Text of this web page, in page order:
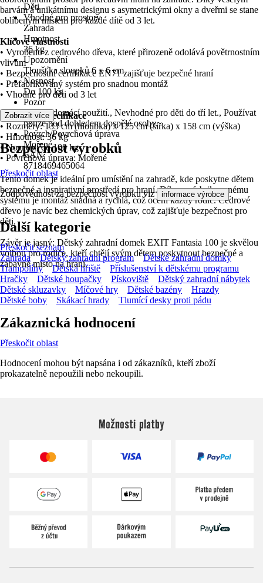
Děti
Vhodné pro prostory
Zahrada
Hmotnost
36 kg
Upozornění
Tloušťka sloupků 6 x 6 cm
Nosnost
Do 100 kg
Pozor
Jen pro domácí použití., Nevhodné pro děti do tří let., Používat
pouze pod dohledem dospělé osoby.
Povrch/Povrchová úprava
Mořené
EAN
8718469465064
barvám a unikátnímu designu s asymetrickými okny a dveřmi se stane
oblíbeným místem pro každé dítě od 3 let.
Klíčové vlastnosti
• Vyrobeno z cedrového dřeva, které přirozeně odolává povětrnostním
vlivům
• Bezpečnostní certifikace EN71 zajišťuje bezpečné hraní
• Prefabrikovaný systém pro snadnou montáž
• Vhodné pro děti od 3 let
Technická specifikace
• Rozměry: 133 cm (hloubka) x 125 cm (šířka) x 158 cm (výška)
• Hmotnost: 36 kg
• Nosnost: do 100 kg
• Povrchová úprava: Mořené
Tento domek je ideální pro umístění na zahradě, kde poskytne dětem
bezpečné a inspirativní prostředí pro hraní. Díky prefabrikovanému
systému je montáž snadná a rychlá, což ocení každý rodič. Cedrové
dřevo je navíc bez chemických úprav, což zajišťuje bezpečnost pro
děti.
Závěr je jasný: Dětský zahradní domek EXIT Fantasia 100 je skvělou
volbou pro rodiče, kteří chtějí svým dětem poskytnout bezpečné a
zábavné místo na hraní.
Zobrazit více
Bezpečnost výrobků
Přeskočit oblast
Zodpovědnost za bezpečnost výrobku viz informace výrobce .
Další kategorie
Přeskočit seznam
Zahrada
Dětský zahradní program
Dětské zahradní domky
Trampolíny
Dětská hřiště
Příslušenství k dětskému programu
Hračky
Dětské houpačky Pískoviště
Dětský zahradní nábytek
Dětské skluzavky
Míčové hry Dětské bazény
Hrazdy
Dětské boby
Skákací hrady Tlumící desky proti pádu
Zákaznická hodnocení
Přeskočit oblast
Hodnocení mohou být napsána i od zákazníků, kteří zboží
prokazatelně nepoužili nebo nekoupili.
Možnosti platby